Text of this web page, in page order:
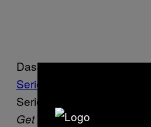
Dass das so gut klappt,
Serien-Macherin Shonda
Serienkreationen wie
Get Away with Murder